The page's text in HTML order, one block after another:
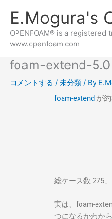
E.Mogura's
OPENFOAM® is a registered
www.openfoam.com
foam-extend-5.0
コメントする / 未分類 / By
foam-extend が
総ケース数 275
実は、foam-
つになるかわから